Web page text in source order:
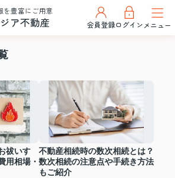
を豊富にご用意
ア不動産 会員登録ログインメニュー
祓いす
用相場・
不動産相続時の数次相続とは？
数次相続の注意点や手続き方法
もご紹介